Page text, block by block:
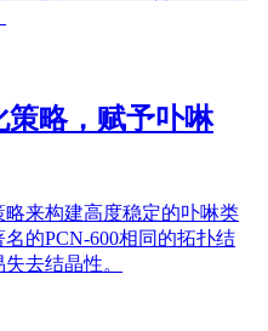
策略，赋予卟啉
来构建高度稳定的卟啉类
的PCN-600相同的拓扑结
去结晶性。